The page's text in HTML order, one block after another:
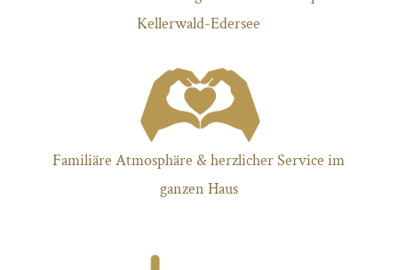
Kellerwald-Edersee
Familiäre Atmosphäre & herzlicher Service im
ganzen Haus